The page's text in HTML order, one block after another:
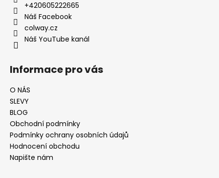
+420605222665
Náš Facebook
colway.cz
Náš YouTube kanál
Informace pro vás
O NÁS
SLEVY
BLOG
Obchodní podmínky
Podmínky ochrany osobních údajů
Hodnocení obchodu
Napište nám